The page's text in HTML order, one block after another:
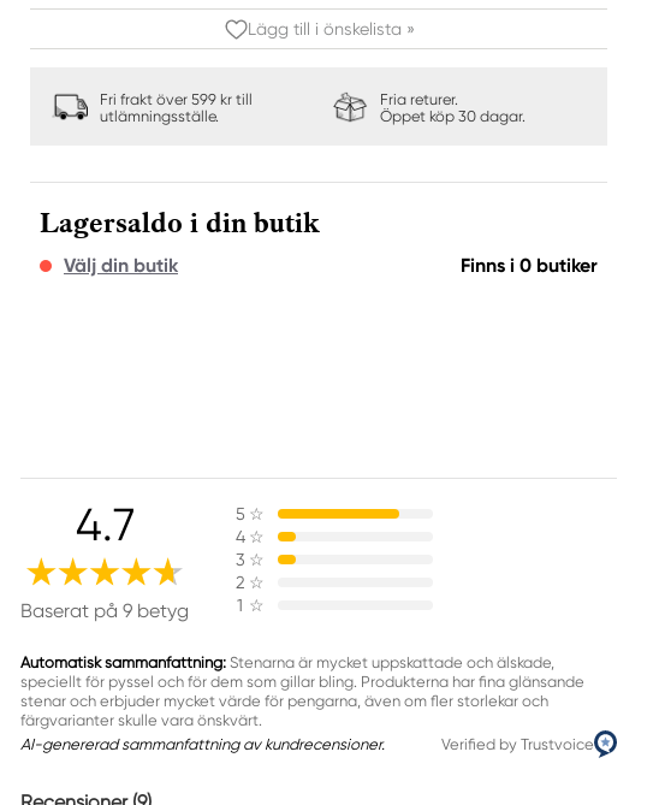
Lägg till i önskelista »
Fri frakt över 599 kr till
utlämningsställe.
Fria returer.
Öppet köp 30 dagar.
Lagersaldo i din butik
Välj din butik Finns i 0 butiker
4.7
Baserat på 9 betyg
5 ☆
4 ☆
3 ☆
2 ☆
1 ☆
Automatisk sammanfattning: Stenarna är mycket uppskattade och älskade,
speciellt för pyssel och för dem som gillar bling. Produkterna har fina glänsande
stenar och erbjuder mycket värde för pengarna, även om fler storlekar och
färgvarianter skulle vara önskvärt.
AI-genererad sammanfattning av kundrecensioner.
Verified by Trustvoice